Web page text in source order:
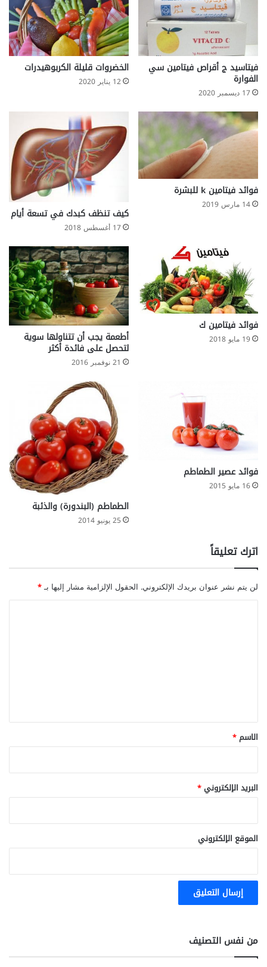
ه
و
ر
ا
ل
ر
ي
ة
.
فيتاسيد ج أقراص فيتامين سي
الفوارة
17 ديسمبر 2020
الخضروات قليلة الكربوهيدرات
12 يناير 2020
فوائد فيتامين k للبشرة
14 مارس 2019
كيف تنظف كبدك في تسعة أيام
17 أغسطس 2018
فوائد فيتامين ك
19 مايو 2018 أطعمة يجب أن تتناولها سوية
لتحصل على فائدة أكثر
21 نوفمبر 2016
فوائد عصير الطماطم
16 مايو 2015
الطماطم (البندورة) والذئبة
25 يونيو 2014
اترك تعليقاً
لن يتم نشر عنوان بريدك الإلكتروني. الحقول الإلزامية مشار إليها بـ*
*
الاسم*
البريد الإلكتروني*
الموقع الإلكتروني
من نفس التصنيف